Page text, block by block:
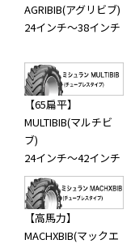
AGRIBIB(アグリビブ)
24インチ～38インチ
【65扁平】
MULTIBIB(マルチビ
ブ)
24インチ～42インチ
【高馬力】
MACHXBIB(マックエ